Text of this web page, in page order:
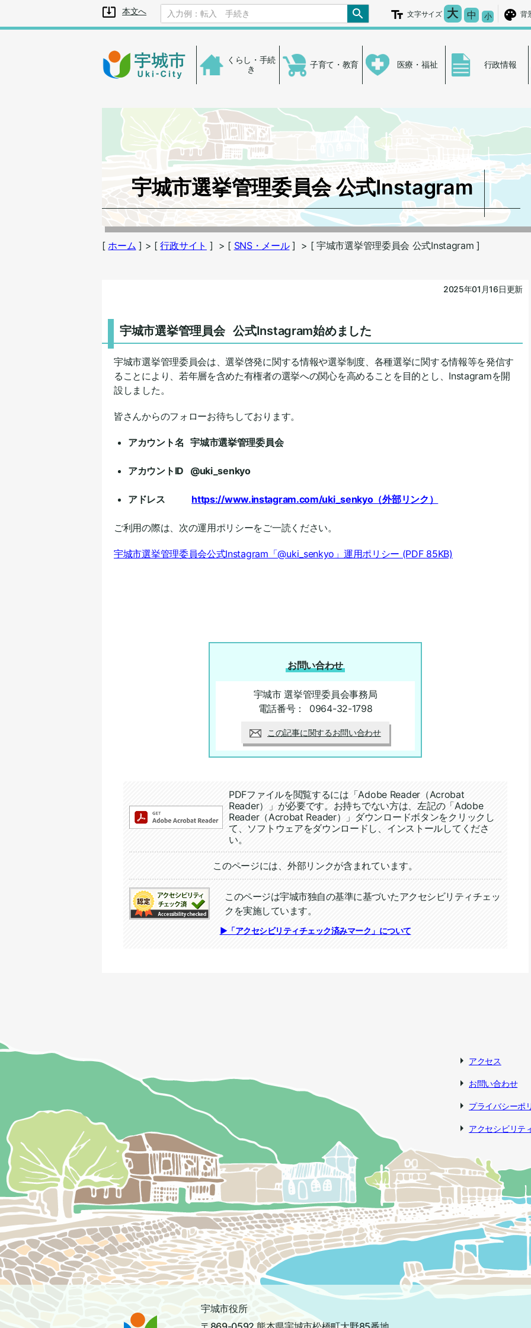
メニューを飛ばして本文へ
本文へ 文字サイズ 大文字を大きく
中 文字の大き
小文字を小背
くらし・手続
き
子育て・教育 医療・福祉 行政情報
宇城市選挙管理委員会 公式Instagram
[ ホーム ] > [行政サイト ] > [ SNS・メール] > [ 宇城市選挙管理委員会 公式Instagram ]
2025年01月16日更新
宇城市選挙管理員会 公式Instagram始めました
宇城市選挙管理委員会は、選挙啓発に関する情報や選挙制度、各種選挙に関する情報等を発信す
ることにより、若年層を含めた有権者の選挙への関心を高めることを目的とし、Instagramを開
設しました。
皆さんからのフォローお待ちしております。
アカウント名 宇城市選挙管理委員会
アカウントID @uki_senkyo
アドレス https://www.instagram.com/uki_senkyo（外部リンク）
ご利用の際は、次の運用ポリシーをご一読ください。
宇城市選挙管理委員会公式Instagram「@uki_senkyo」運用ポリシー (PDF 85KB)
お問い合わせ
宇城市 選挙管理委員会事務局
電話番号：
0964-32-1798
この記事に関するお問い合わせ
追加情報：PDFファイルPDFファイルを閲覧するには「Adobe Reader（Acrobat
Reader）」が必要です。お持ちでない方は、左記の「Adobe
Reader（Acrobat Reader）」ダウンロードボタンをクリックし
て、ソフトウェアをダウンロードし、インストールしてくださ
い。
追加情報：外部リンクこのページには、外部リンクが含まれています。
追加情報：アクセシビリティチェック
このページは宇城市独自の基準に基づいたアクセシビリティチェッ
クを実施しています。
▶「アクセシビリティチェック済みマーク」について
アクセス
お問い合わせ
プライバシーポ
アクセシビリテ
宇城市役所